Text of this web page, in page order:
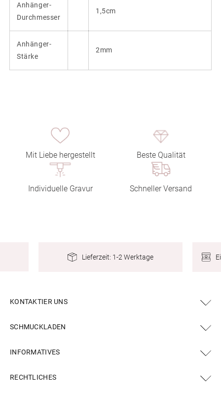
Anhänger-
Durchmesser
1,5cm
Anhänger-
Stärke
2mm
Mit Liebe hergestellt Beste Qualität
Individuelle Gravur Schneller Versand
Lieferzeit: 1-2 Werktage
KONTAKTIER UNS
SCHMUCKLADEN
INFORMATIVES
RECHTLICHES